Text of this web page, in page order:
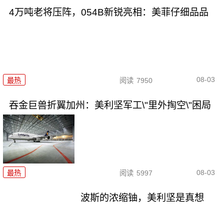
4万吨老将压阵，054B新锐亮相：美菲仔细品品
最热 阅读 7950 08-03
吞金巨兽折翼加州：美利坚军工\"里外掏空\"困局
最热 阅读 5997 08-03
波斯的浓缩铀，美利坚是真想